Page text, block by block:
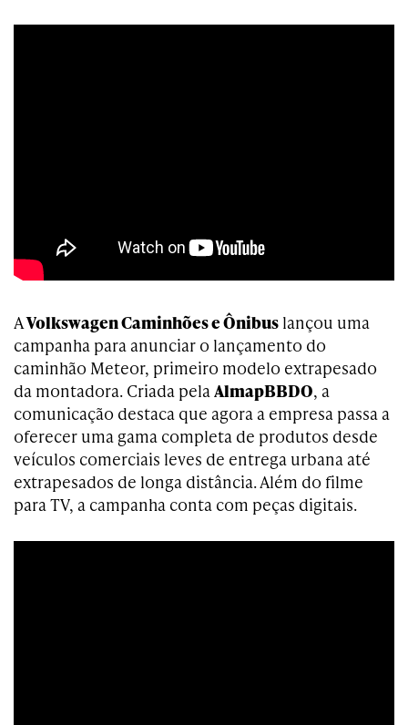
AVolkswagen Caminhões e Ônibus lançou uma
campanha para anunciar o lançamento do
caminhão Meteor, primeiro modelo extrapesado
da montadora. Criada pelaAlmapBBDO, a
comunicação destaca que agora a empresa passa a
oferecer uma gama completa de produtos desde
veículos comerciais leves de entrega urbana até
extrapesados de longa distância. Além do filme
para TV, a campanha conta com peças digitais.